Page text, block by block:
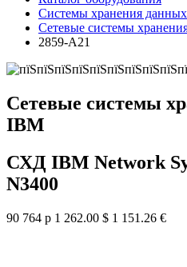
Системы хранения
Сетевые системы
2859-A21
Сетевые системы
IBM
СХД IBM Network
N3400
90 764 р 1 262.00 $ 1 151.26 €